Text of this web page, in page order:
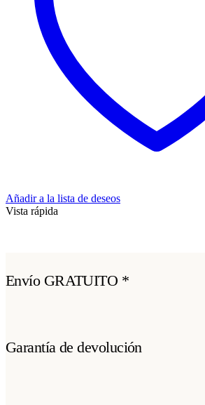
Añadir a la lista de deseos
Vista rápida
Envío GRATUITO *
Garantía de devolución